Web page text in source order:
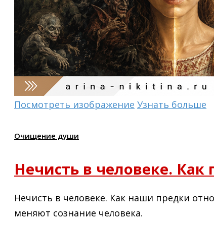
Посмотреть изображение Узнать больше
Очищение души
Нечисть в человеке.
Нечисть в человеке. Как наши предки
меняют сознание человека.